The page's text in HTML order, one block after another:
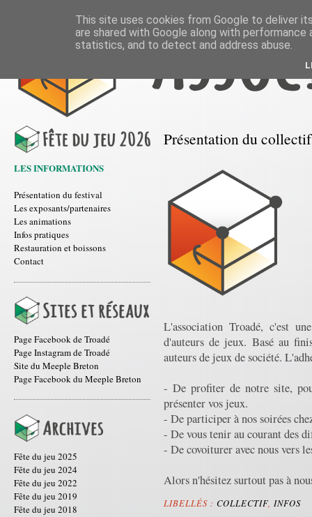
LES INFORMATIONS
Présentation du festival
Les exposants/partenaires
Les animations
Infos pratiques
Restauration et boissons
Contact
Page Facebook de Troadé
Page Instagram de Troadé
Site du Meeple Breton
Page Facebook du Meeple Breton
Fête du jeu 2025
Fête du jeu 2024
Fête du jeu 2022
Fête du jeu 2019
Fête du jeu 2018
Présentation du collectif
L'association Troadé, c'est
d'auteurs de jeux. Basé au
auteurs de jeux de société.
- De profiter de notre site,
présenter vos jeux.
- De participer à nos soirées
- De vous tenir au courant des
- De covoiturer avec nous vers
Alors n'hésitez surtout pas à
LIBELLÉS :COLLECTIF INFOS
This site uses cookies from Google to deliver
are shared with Google along with
statistics, and to detect and address abuse.